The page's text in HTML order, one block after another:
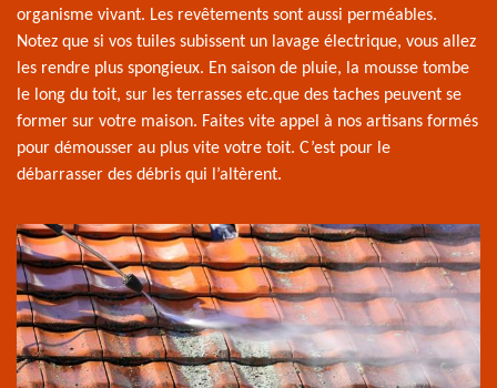
organisme vivant. Les revêtements sont aussi perméables.
Notez que si vos tuiles subissent un lavage électrique, vous allez
les rendre plus spongieux. En saison de pluie, la mousse tombe
le long du toit, sur les terrasses etc.que des taches peuvent se
former sur votre maison. Faites vite appel à nos artisans formés
pour démousser au plus vite votre toit. C’est pour le
débarrasser des débris qui l’altèrent.